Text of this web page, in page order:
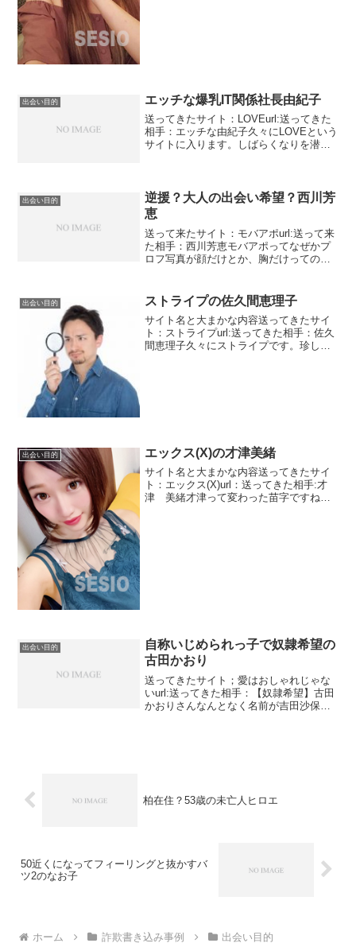
出会い目的 エッチな爆乳IT関係社長由紀子
送ってきたサイト：LOVEurl:送ってきた
相手：エッチな由紀子久々にLOVEという
サイトに入ります。しばらくなりを潜め
日社長とに...
出会い目的
逆援？大人の出会い希望？西川芳
恵
送って来たサイト：モバアポurl:送って来
た相手：西川芳恵モバアポってなぜかプ
ロフ写真が顔だけとか、胸だけってのが
はそうではないですが切り取り方もおか
しい。適当に切り抜...
出会い目的 ストライプの佐久間恵理子
サイト名と大まかな内容送ってきたサイ
ト：ストライプurl:送ってきた相手：佐久
間恵理子久々にストライプです。珍しく
出会い目的 エックス(X)の才津美緒
サイト名と大まかな内容送ってきたサイ
ト：エックス(X)url：送ってきた相手:才
津 美緒才津って変わった苗字ですね。
出会い目的
自称いじめられっ子で奴隷希望の
古田かおり
送ってきたサイト；愛はおしゃれじゃな
いurl:送ってきた相手：【奴隷希望】古田
かおりさんなんとなく名前が吉田沙保里
柏在住？53歳の未亡人ヒロエ
50近くになってフィーリングと抜かすバ
ツ2のなお子
ホーム 詐欺書き込み事例 出会い目的